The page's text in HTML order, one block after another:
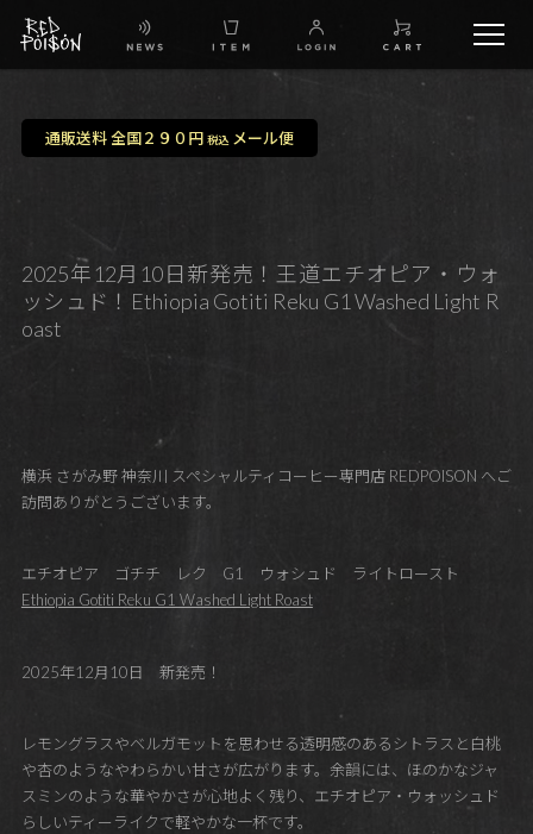
FB
通販送料 全国２９０円 税込メール便
2025年12月10日新発売！王道エチオピア・ウォ
ッシュド！Ethiopia Gotiti Reku G1 Washed Light R
oast
横浜 さがみ野 神奈川 スペシャルティコーヒー専門店 REDPOISON へご
訪問ありがとうございます。
エチオピア ゴチチ レク G1 ウォシュド ライトロースト
Ethiopia Gotiti Reku G1 Washed Light Roast
2025年12月10日 新発売！
レモングラスやベルガモットを思わせる透明感のあるシトラスと白桃
や杏のようなやわらかい甘さが広がります。余韻には、ほのかなジャ
スミンのような華やかさが心地よく残り、エチオピア・ウォッシュド
らしいティーライクで軽やかな一杯です。